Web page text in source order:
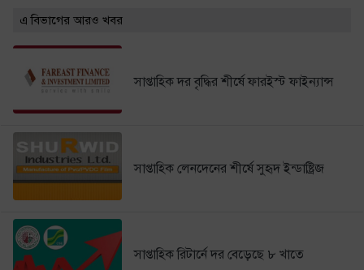
এ বিভাগের আরও খবর
সাপ্তাহিক দর বৃদ্ধির শীর্ষে ফারইস্ট ফাইন্যান্স
সাপ্তাহিক লেনদেনের শীর্ষে সুহৃদ ইন্ডাষ্ট্রিজ
সাপ্তাহিক রিটার্নে দর বেড়েছে ৮ খাতে